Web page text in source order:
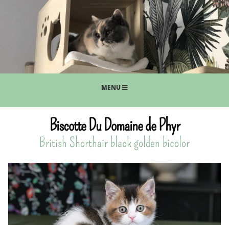
MENU
Biscotte Du Domaine de Phyr
British Shorthair black golden bicolor